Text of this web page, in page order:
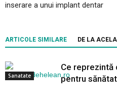
inserare a unui implant dentar
ARTICOLE SIMILARE DE LA
Sanatate
Ce reprezintă
pentru